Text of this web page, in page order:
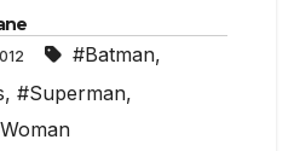
#Batman,
, #Superman,